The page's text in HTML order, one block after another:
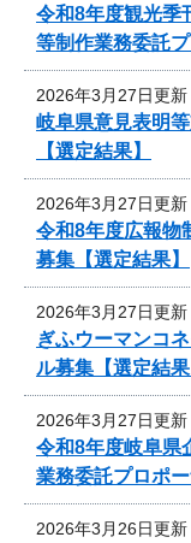
令和8年度観光季
等制作業務委託
2026年3月27日更新
岐阜県意見表明
【選定結果】
2026年3月27日更新
令和8年度広報物
募集【選定結果】
2026年3月27日更新
ぎふウーマンコ
ル募集【選定結果
2026年3月27日更新
令和8年度岐阜県
業務委託プロポ
2026年3月26日更新